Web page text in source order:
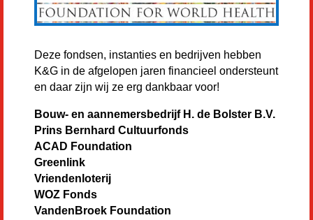
Deze fondsen, instanties en bedrijven hebben
K&G in de afgelopen jaren financieel ondersteunt
en daar zijn wij ze erg dankbaar voor!
Bouw- en aannemersbedrijf H. de Bolster B.V.
Prins Bernhard Cultuurfonds
ACAD Foundation
Greenlink
Vriendenloterij
WOZ Fonds
VandenBroek Foundation